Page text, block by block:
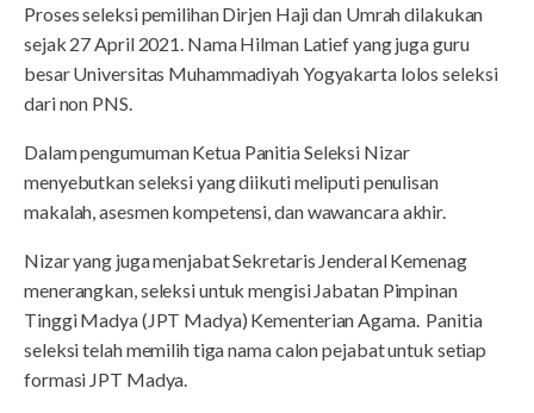
Proses seleksi pemilihan Dirjen Haji dan Umrah dilakukan
sejak 27 April 2021. Nama Hilman Latief yang juga guru
besar Universitas Muhammadiyah Yogyakarta lolos seleksi
dari non PNS.
Dalam pengumuman Ketua Panitia Seleksi Nizar
menyebutkan seleksi yang diikuti meliputi penulisan
makalah, asesmen kompetensi, dan wawancara akhir.
Nizar yang juga menjabat Sekretaris Jenderal Kemenag
menerangkan, seleksi untuk mengisi Jabatan Pimpinan
Tinggi Madya (JPT Madya) Kementerian Agama. Panitia
seleksi telah memilih tiga nama calon pejabat untuk setiap
formasi JPT Madya.